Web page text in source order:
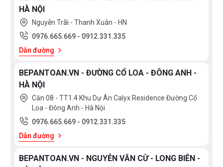
HÀ NỘI
Nguyễn Trãi - Thanh Xuân - HN
0976.665.669 - 0912.331.335
Dẫn đường
BEPANTOAN.VN - ĐƯỜNG CỔ LOA - ĐÔNG ANH -
HÀ NỘI
Căn 08 - TT1.4 Khu Dự Án Calyx Residence Đường Cổ
Loa - Đông Anh - Hà Nội
0976.665.669 - 0912.331.335
Dẫn đường
BEPANTOAN.VN - NGUYỄN VĂN CỪ - LONG BIÊN -